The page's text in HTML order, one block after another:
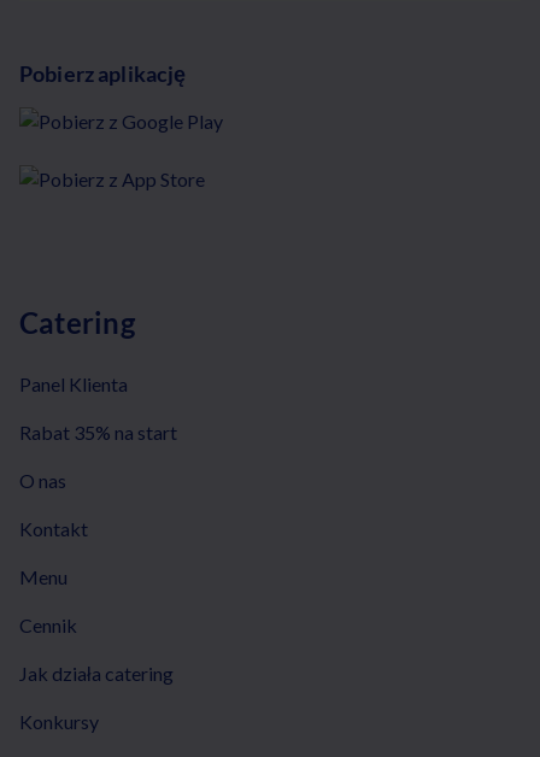
Pobierz aplikację
Catering
Panel Klienta
Rabat 35% na start
O nas
Kontakt
Menu
Cennik
Jak działa catering
Konkursy